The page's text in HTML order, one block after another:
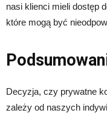
nasi klienci mieli dostęp
które mogą być
Decyzja, czy prywatne
zależy od naszych